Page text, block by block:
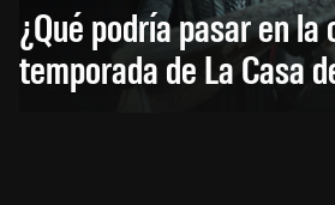
¿Qué podría pasar en la
temporada de La Casa